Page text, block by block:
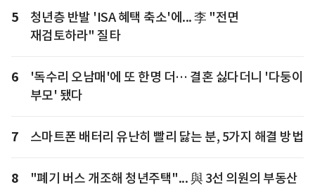
5
청년층 반발 'ISA 혜택 축소'에... 李 "전면
재검토하라" 질타
6
'독수리 오남매'에 또 한명 더… 결혼 싫다더니 '다둥이
부모' 됐다
7 스마트폰 배터리 유난히 빨리 닳는 분, 5가지 해결 방법
8
"폐기 버스 개조해 청년주택"... 與 3선 의원의 부동산